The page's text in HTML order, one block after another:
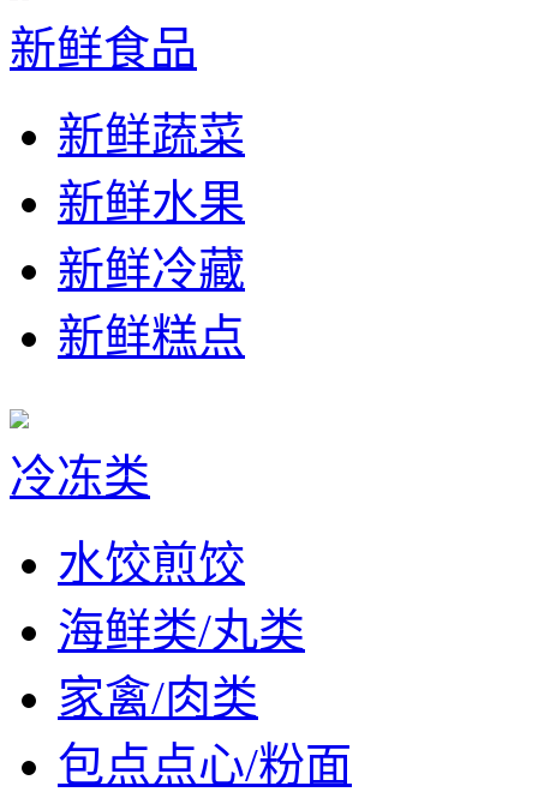
新鲜食品
新鲜蔬菜
新鲜水果
新鲜冷藏
新鲜糕点
冷冻类
水饺煎饺
海鲜类/丸类
家禽/肉类
包点点心/粉面